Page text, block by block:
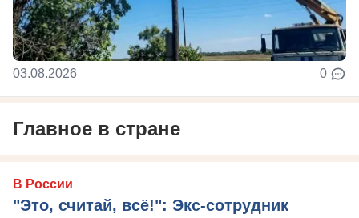
03.08.2026 0
Главное в стране
В России
"Это, считай, всё!": Экс-сотрудник